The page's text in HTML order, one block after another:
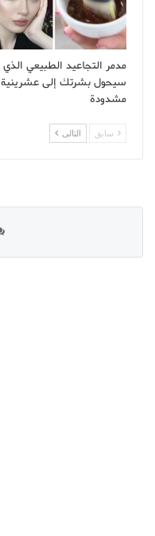
مدمر التجاعيد الطبيعي الذي
سيحول بشرتك إلى عشرينية
مشدودة
سابق التالى